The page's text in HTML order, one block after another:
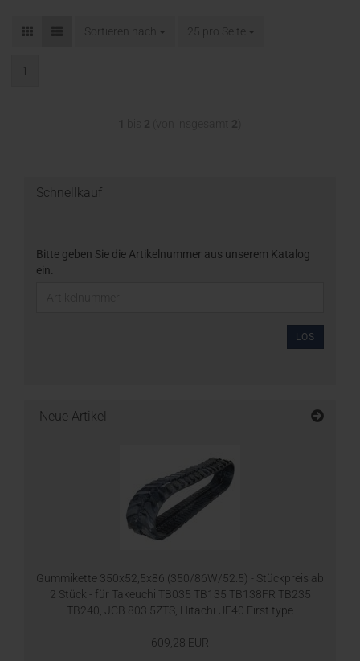
Sortieren nach 25 pro Seite
1
Schnellkauf
Bitte geben Sie die Artikelnummer aus unserem Katalog
ein.
LOS
Neue Artikel
Gummikette 350x52,5x86 (350/86W/52.5) - Stückpreis ab
2 Stück - für Takeuchi TB035 TB135 TB138FR TB235
TB240, JCB 803.5ZTS, Hitachi UE40 First type
609,28 EUR